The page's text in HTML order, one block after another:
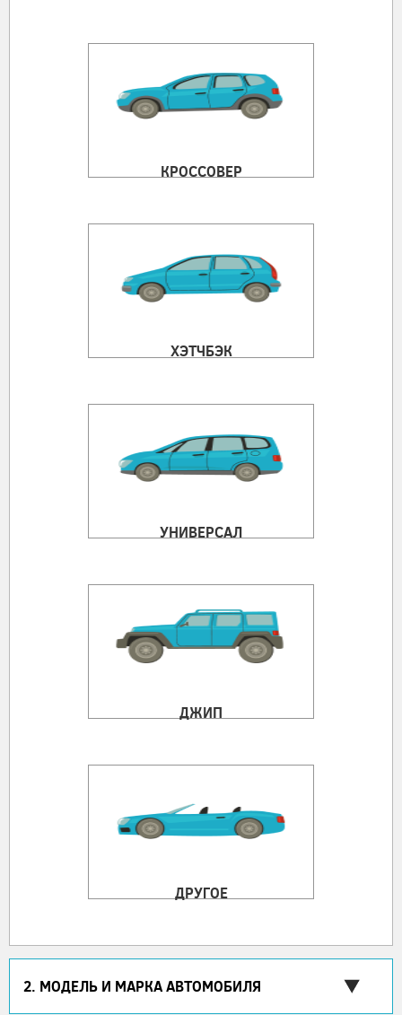
КРОССОВЕР
ХЭТЧБЭК
УНИВЕРСАЛ
ДЖИП
ДРУГОЕ
2. МОДЕЛЬ И МАРКА АВТОМОБИЛЯ